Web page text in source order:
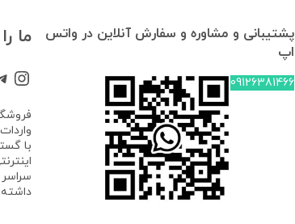
پشتیبانی و مشاوره و سفارش آنلاین در واتس
اپ
09126381466
ما
Instagram
با
داشته